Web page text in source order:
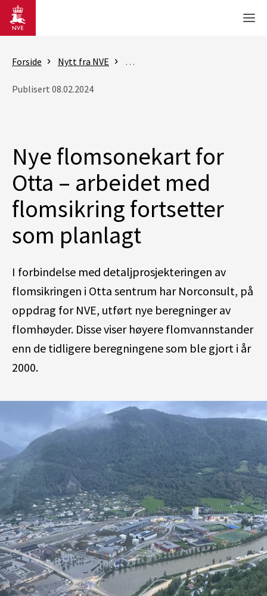
Gå til hovedinnhold
Forside Nytt fra NVE Nyheter - skred og vassdrag
Publisert 08.02.2024
Nye flomsonekart for
Otta – arbeidet med
flomsikring fortsetter
som planlagt
I forbindelse med detaljprosjekteringen av
flomsikringen i Otta sentrum har Norconsult, på
oppdrag for NVE, utført nye beregninger av
flomhøyder. Disse viser høyere flomvannstander
enn de tidligere beregningene som ble gjort i år
2000.